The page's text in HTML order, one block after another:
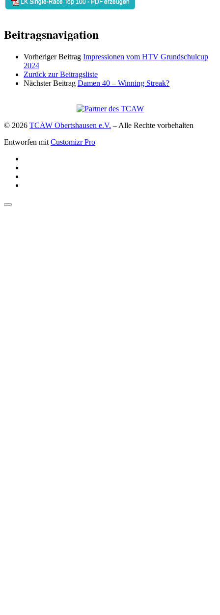
Beitragsnavigation
Vorheriger Beitrag Impressionen vom HTV Grundschulcup
2024
Zurück zur Beitragsliste
Nächster Beitrag Damen 40 – Winning Streak?
© 2026 TCAW Obertshausen e.V. – Alle Rechte vorbehalten
Entworfen mit Customizr Pro